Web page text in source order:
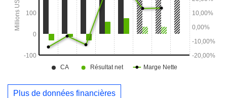
Plus de données financières